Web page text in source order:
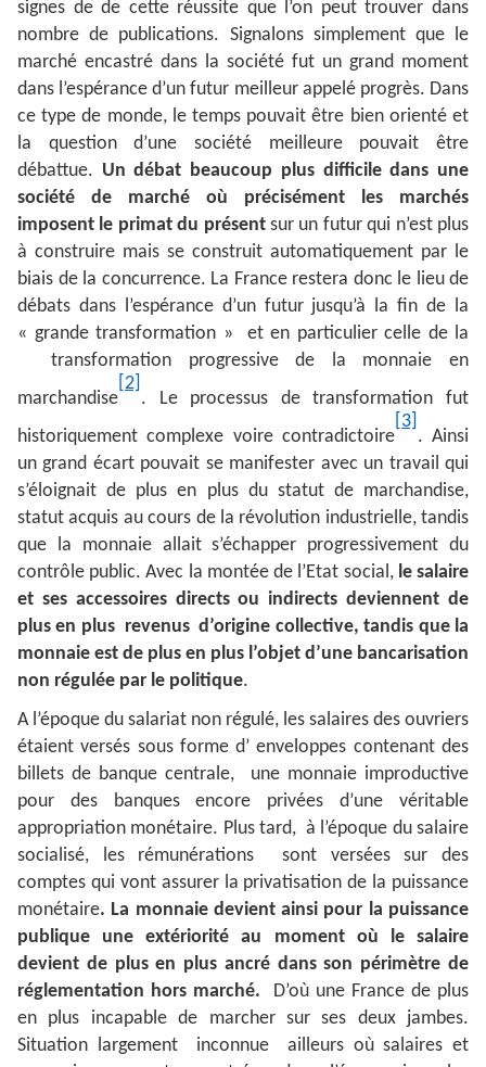
signes de de cette réussite que l’on peut trouver dans
nombre de publications. Signalons simplement que le
marché encastré dans la société fut un grand moment
dans l’espérance d’un futur meilleur appelé progrès. Dans
ce type de monde, le temps pouvait être bien orienté et
la question d’une société meilleure pouvait être
débattue. Un débat beaucoup plus difficile dans une
société de marché où précisément les marchés
imposent le primat du présentsur un futur qui n’est plus
à construire mais se construit automatiquement par le
biais de la concurrence. La France restera donc le lieu de
débats dans l’espérance d’un futur jusqu’à la fin de la
« grande transformation » et en particulier celle de la
transformation progressive de la monnaie en
marchandise
[2]
. Le processus de transformation fut
historiquement complexe voire contradictoire
[3]
. Ainsi
un grand écart pouvait se manifester avec un travail qui
s’éloignait de plus en plus du statut de marchandise,
statut acquis au cours de la révolution industrielle, tandis
que la monnaie allait s’échapper progressivement du
contrôle public. Avec la montée de l’Etat social, le salaire
et ses accessoires directs ou indirects deviennent de
plus en plus revenus d’origine collective, tandis que la
monnaie est de plus en plus l’objet d’une bancarisation
non régulée par le politique.
A l’époque du salariat non régulé, les salaires des ouvriers
étaient versés sous forme d’ enveloppes contenant des
billets de banque centrale, une monnaie improductive
pour des banques encore privées d’une véritable
appropriation monétaire. Plus tard, à l’époque du salaire
socialisé, les rémunérations sont versées sur des
comptes qui vont assurer la privatisation de la puissance
monétaire. La monnaie devient ainsi pour la puissance
publique une extériorité au moment où le salaire
devient de plus en plus ancré dans son périmètre de
réglementation hors marché. D’où une France de plus
en plus incapable de marcher sur ses deux jambes.
Situation largement inconnue ailleurs où salaires et